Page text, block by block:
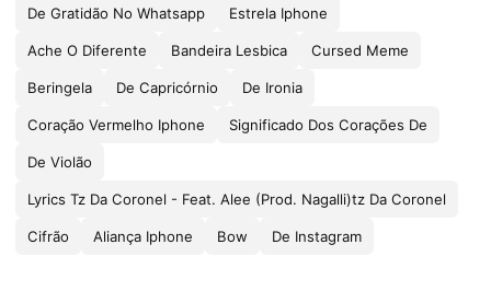
De Gratidão No Whatsapp Estrela Iphone
Ache O Diferente Bandeira Lesbica Cursed Meme
Beringela De Capricórnio De Ironia
Coração Vermelho Iphone Significado Dos Corações De
De Violão
Lyrics Tz Da Coronel - Feat. Alee (Prod. Nagalli)tz Da Coronel
Cifrão Aliança Iphone Bow De Instagram